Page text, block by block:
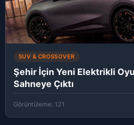
SUV & CROSSOVER
Şehir İçin Yeni Elektrikli
Sahneye Çıktı
Görüntüleme: 121